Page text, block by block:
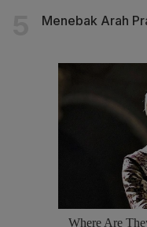
Menebak Arah